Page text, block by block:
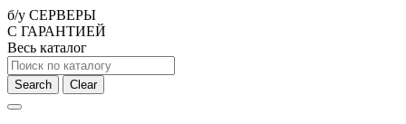
б/у СЕРВЕРЫ
С ГАРАНТИЕЙ
Весь каталог
Search Clear